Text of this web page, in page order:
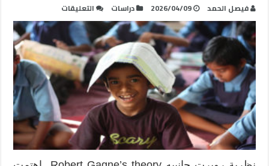
فيصل الحمد 2026/04/09 دراسات التعليقات
دور
نظرية
روبرت
جانييه
في
البيئات
التعليمية
والتدريبية
ودورها
في
مراحل